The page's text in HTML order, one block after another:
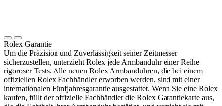
Rolex Garantie
Um die Präzision und Zuverlässigkeit seiner Zeitmesser
sicherzustellen, unterzieht Rolex jede Armbanduhr einer Reihe
rigoroser Tests. Alle neuen Rolex Armbanduhren, die bei einem
offiziellen Rolex Fachhändler erworben werden, sind mit einer
internationalen Fünfjahres­garantie ausgestattet. Wenn Sie eine Rolex
kaufen, füllt der offizielle Fachhändler die Rolex Garantiekarte aus,